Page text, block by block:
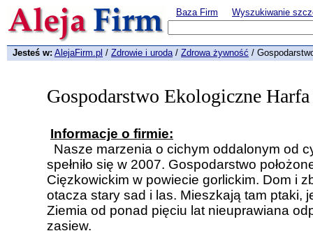
Baza Firm Wyszukiwanie
Jesteś w: AlejaFirm.pl / Zdrowie i uroda/ Zdrowa żywność /
Gospodarstwo Ekologiczne
Informacje o firmie:
Nasze marzenia o cichym oddalonym od
spełniło się w 2007. Gospodarstwo
Cięzkowickim w powiecie gorlickim. Dom i
otacza stary sad i las. Mieszkają tam ptaki,
Ziemia od ponad pięciu lat nieuprawiana
zasiew.